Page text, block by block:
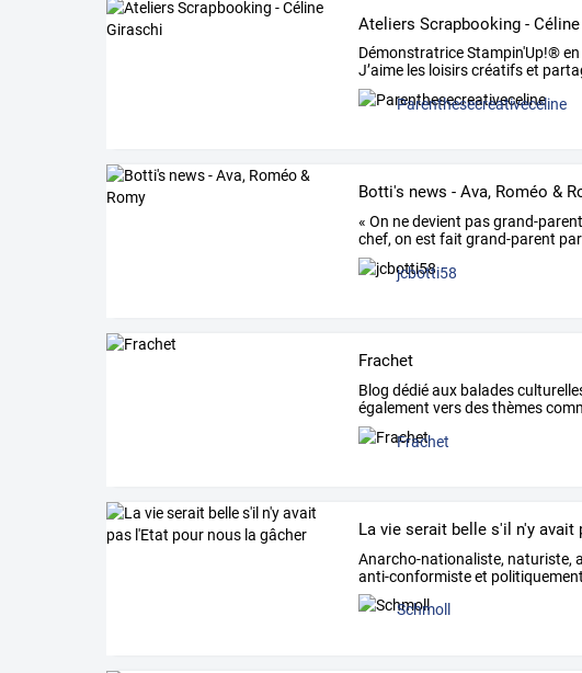
Ateliers Scrapbooking -
DémonstratriceStampin'Up!®en
J’aime les loisirscréatifset
Je
Parenthesecreativeceline
Botti's news - Ava, Roméo &
« On nedevient pasgrand-parent
chef, on est fait grand-parent par
en
jcbotti58
Frachet
Blog dédié aux balades
également vers des thèmes
sociologie.
Frachet
Anarcho-nationaliste, naturiste,
anti-conformisteet politiquement
Combattre
Schmoll